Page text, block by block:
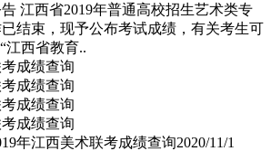
江西省2019年普通高校招生艺术类专
结束，现予公布考试成绩，有关考生可
江西省教育..
年江西美术联考成绩查询2020/11/1